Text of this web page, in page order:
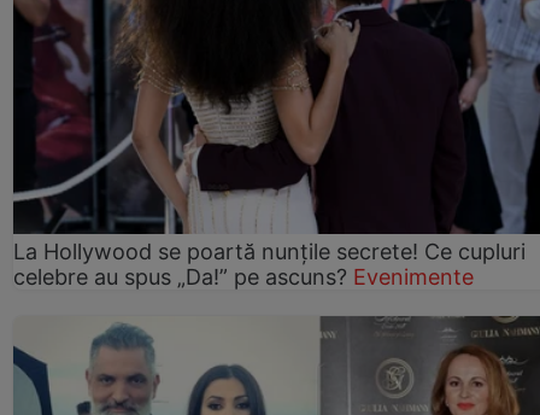
La Hollywood se poartă nunțile secrete! Ce cupluri
celebre au spus „Da!” pe ascuns? Evenimente